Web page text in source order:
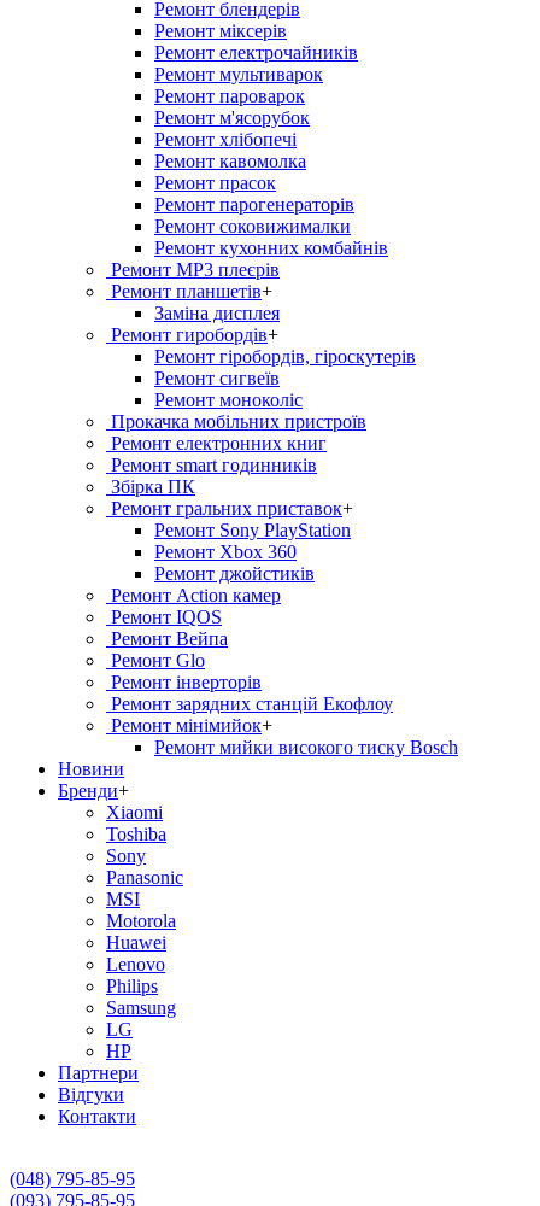
Ремонт блендерiв
Ремонт мiксерiв
Ремонт електрочайників
Ремонт мультиварок
Ремонт пароварок
Ремонт м'ясорубок
Ремонт хлiбопечi
Ремонт кавомолка
Ремонт прасок
Ремонт парогенераторiв
Ремонт соковижималки
Ремонт кухонних комбайнів
Ремонт MP3 плеєрів
Ремонт планшетів+
Заміна дисплея
Ремонт гиробордiв+
Ремонт гіробордів, гіроскутерів
Ремонт сигвеїв
Ремонт моноколіс
Прокачка мобільних пристроїв
Ремонт електронних книг
Ремонт smart годинників
Збірка ПК
Ремонт гральних приставок+
Ремонт Sony PlayStation
Ремонт Xbox 360
Ремонт джойстиків
Ремонт Action камер
Ремонт IQOS
Ремонт Вейпа
Ремонт Glo
Ремонт інверторів
Ремонт зарядних станцій Екофлоу
Ремонт мiнiмийок+
Ремонт мийки високого тиску Bosch
Новини
Бренди+
Xiaomi
Toshiba
Sony
Panasonic
MSI
Motorola
Huawei
Lenovo
Philips
Samsung
LG
HP
Партнери
Вiдгуки
Контакти
(048) 795-85-95
(093) 795-85-95